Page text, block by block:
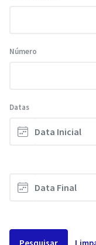
Número
Datas